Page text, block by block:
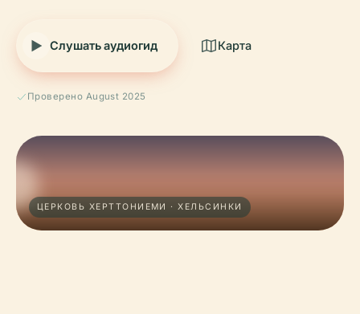
Слушать аудиогид Карта
Проверено August 2025
ЦЕРКОВЬ ХЕРТТОНИЕМИ · ХЕЛЬСИНКИ